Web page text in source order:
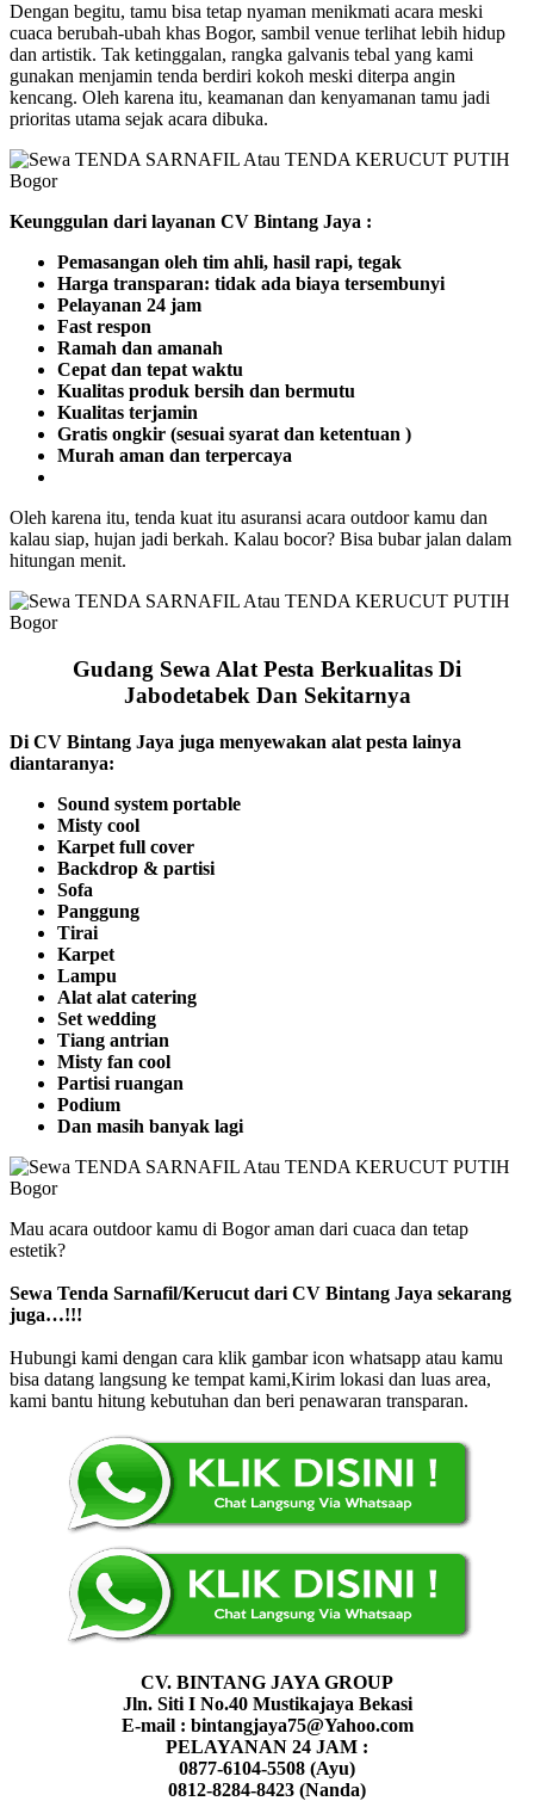
Dengan begitu, tamu bisa tetap nyaman menikmati acara meski
cuaca berubah-ubah khas Bogor, sambil venue terlihat lebih hidup
dan artistik. Tak ketinggalan, rangka galvanis tebal yang kami
gunakan menjamin tenda berdiri kokoh meski diterpa angin
kencang. Oleh karena itu, keamanan dan kenyamanan tamu jadi
prioritas utama sejak acara dibuka.
Keunggulan dari layanan CV Bintang Jaya :
Pemasangan oleh tim ahli, hasil rapi, tegak
Harga transparan: tidak ada biaya tersembunyi
Pelayanan 24 jam
Fast respon
Ramah dan amanah
Cepat dan tepat waktu
Kualitas produk bersih dan bermutu
Kualitas terjamin
Gratis ongkir (sesuai syarat dan ketentuan )
Murah aman dan terpercaya
Oleh karena itu, tenda kuat itu asuransi acara outdoor kamu dan
kalau siap, hujan jadi berkah. Kalau bocor? Bisa bubar jalan dalam
hitungan menit.
Gudang Sewa Alat Pesta Berkualitas Di
Jabodetabek Dan Sekitarnya
Di CV Bintang Jaya juga menyewakan alat pesta lainya
diantaranya:
Sound system portable
Misty cool
Karpet full cover
Backdrop & partisi
Sofa
Panggung
Tirai
Karpet
Lampu
Alat alat catering
Set wedding
Tiang antrian
Misty fan cool
Partisi ruangan
Podium
Dan masih banyak lagi
Mau acara outdoor kamu di Bogor aman dari cuaca dan tetap
estetik?
Sewa Tenda Sarnafil/Kerucut dari CV Bintang Jaya sekarang
juga…!!!
Hubungi kami dengan cara klik gambar icon whatsapp atau kamu
bisa datang langsung ke tempat kami,Kirim lokasi dan luas area,
kami bantu hitung kebutuhan dan beri penawaran transparan.
CV. BINTANG JAYA GROUP
Jln. Siti I No.40 Mustikajaya Bekasi
E-mail : bintangjaya75@Yahoo.com
PELAYANAN 24 JAM :
0877-6104-5508 (Ayu)
0812-8284-8423 (Nanda)